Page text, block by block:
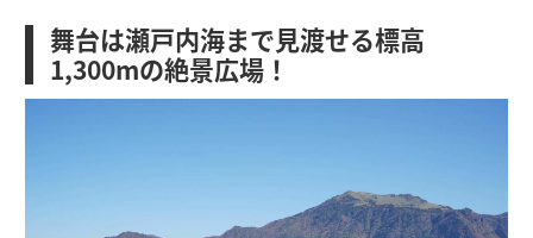
舞台は瀬戸内海まで見渡せる標高
1,300mの絶景広場！